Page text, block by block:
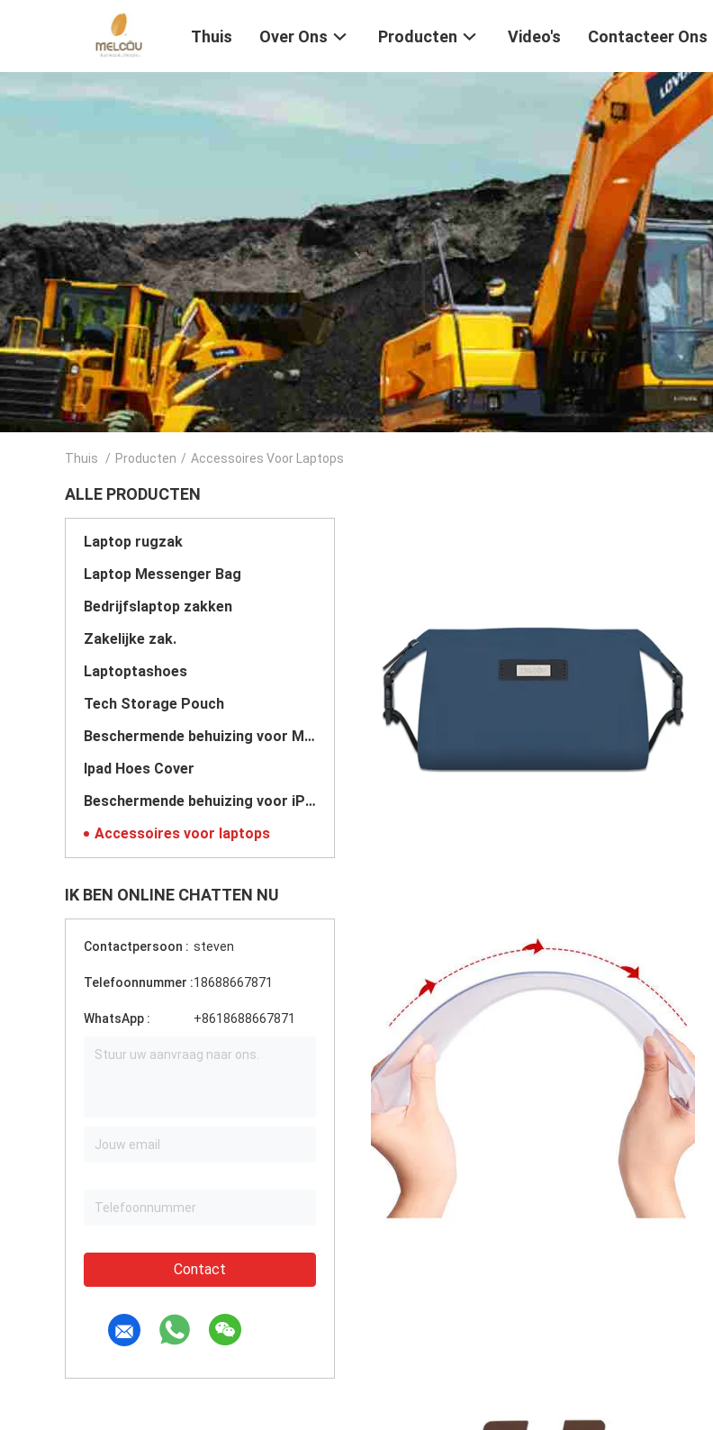
Thuis Over Ons Producten Video's Contacteer Ons
Thuis / Producten / Accessoires Voor Laptops
ALLE PRODUCTEN
Laptop rugzak
Laptop Messenger Bag
Bedrijfslaptop zakken
Zakelijke zak.
Laptoptashoes
Tech Storage Pouch
Beschermende behuizing voor Macbook
Ipad Hoes Cover
Beschermende behuizing voor iPhone
Accessoires voor laptops
IK BEN ONLINE CHATTEN NU
Contactpersoon : steven
Telefoonnummer :18688667871
WhatsApp : +8618688667871
Contact